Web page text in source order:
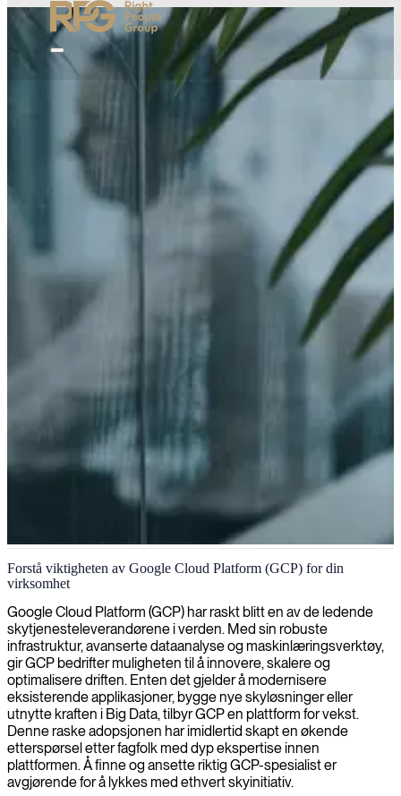
Databehandling på Google Cloud Platform
Vi leverer erfarne fagfolk innen dataingeniørfag som skaper
databehandlingssystemer, stordata-pipelines og
maskinlæringsløsninger på Google Cloud Platform for å maksimere
din organisasjons datakapabiliteter.
Forstå viktigheten av Google Cloud Platform (GCP) for din
virksomhet
Google Cloud Platform (GCP) har raskt blitt en av de ledende
skytjenesteleverandørene i verden. Med sin robuste
infrastruktur, avanserte dataanalyse og maskinlæringsverktøy,
gir GCP bedrifter muligheten til å innovere, skalere og
optimalisere driften. Enten det gjelder å modernisere
eksisterende applikasjoner, bygge nye skyløsninger eller
utnytte kraften i Big Data, tilbyr GCP en plattform for vekst.
Denne raske adopsjonen har imidlertid skapt en økende
etterspørsel etter fagfolk med dyp ekspertise innen
plattformen. Å finne og ansette riktig GCP-spesialist er
avgjørende for å lykkes med ethvert skyinitiativ.